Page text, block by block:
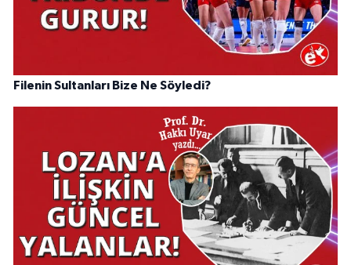
Filenin Sultanları Bize Ne Söyledi?